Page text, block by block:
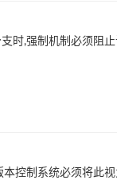
时,强制机制必须阻
控制系统必须将此